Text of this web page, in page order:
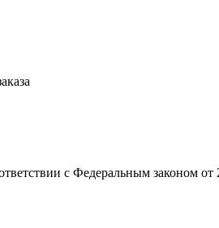
с Федеральным законом